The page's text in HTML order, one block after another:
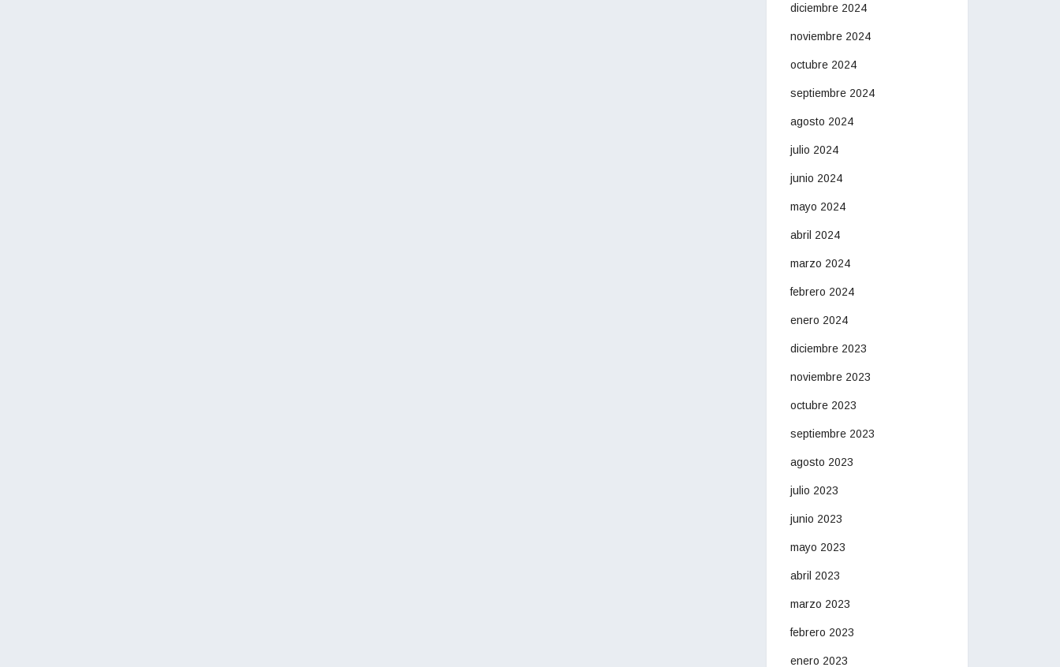
diciembre 2024
noviembre 2024
octubre 2024
septiembre 2024
agosto 2024
julio 2024
junio 2024
mayo 2024
abril 2024
marzo 2024
febrero 2024
enero 2024
diciembre 2023
noviembre 2023
octubre 2023
septiembre 2023
agosto 2023
julio 2023
junio 2023
mayo 2023
abril 2023
marzo 2023
febrero 2023
enero 2023